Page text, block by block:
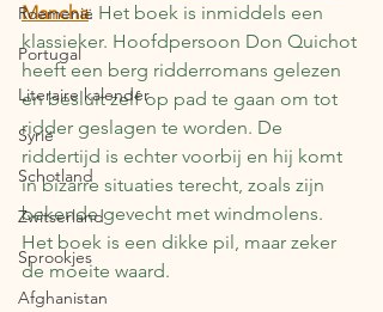
Roemenië
Portugal
Literaire kalender
Syrië
Schotland
Zwitserland
Sprookjes
Afghanistan
Mancha. Het boek is inmiddels een
klassieker. Hoofdpersoon Don Quichot
heeft een berg ridderromans gelezen
en besluit zelf op pad te gaan om tot
ridder geslagen te worden. De
riddertijd is echter voorbij en hij komt
in bizarre situaties terecht, zoals zijn
bekende gevecht met windmolens.
Het boek is een dikke pil, maar zeker
de moeite waard.